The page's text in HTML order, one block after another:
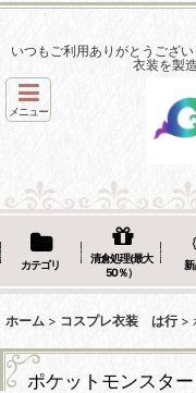
いつもご利用ありがとうござ
衣装を製
メニュー
カテゴリ
清倉処理(最大
50％）
新
ホーム > コスプレ衣装 は行 >
ポケットモンスター